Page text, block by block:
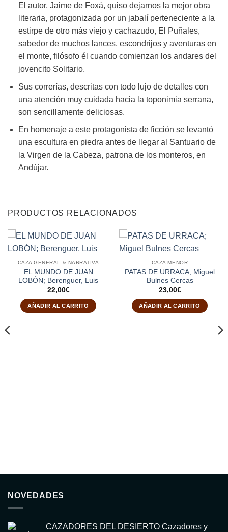
El autor, Jaime de Foxá, quiso dejarnos la mejor obra
literaria, protagonizada por un jabalí perteneciente a la
estirpe de otro más viejo y cachazudo, El Puñales,
sabedor de muchos lances, escondrijos y aventuras en
el monte, filósofo él cuando comienzan los andares del
jovencito Solitario.
Sus correrías, descritas con todo lujo de detalles con
una atención muy cuidada hacia la toponimia serrana,
son sencillamente deliciosas.
En homenaje a este protagonista de ficción se levantó
una escultura en piedra antes de llegar al Santuario de
la Virgen de la Cabeza, patrona de los monteros, en
Andújar.
PRODUCTOS RELACIONADOS
CAZA GENERAL & NARRATIVA
EL MUNDO DE JUAN
LOBÓN; Berenguer, Luis
22,00€
AÑADIR AL CARRITO
CAZA MENOR
PATAS DE URRACA; Miguel
Bulnes Cercas
23,00€
AÑADIR AL CARRITO
NOVEDADES
CAZADORES DEL DESIERTO Cazadores y